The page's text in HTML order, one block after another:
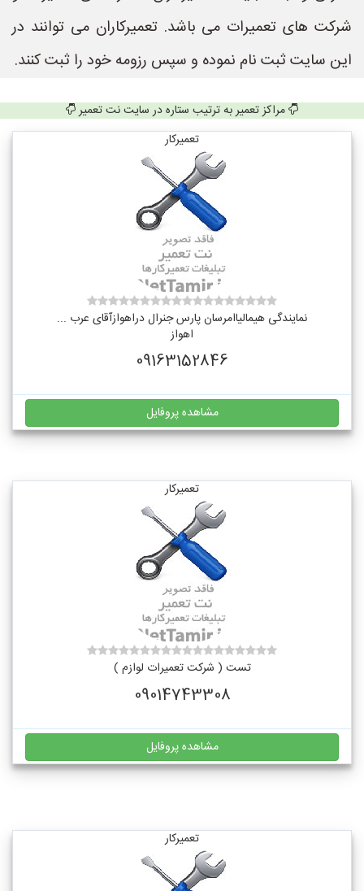
شرکت های تعمیرات می باشد. تعمیرکاران می توانند در
این سایت ثبت نام نموده و سپس رزومه خود را ثبت کنند.
مراکز تعمیر به ترتیب ستاره در سایت نت تعمیر
تعمیرکار
نمایندگی هیمالیاامرسان پارس جنرال دراهوازآقای عرب ...
اهواز
09163152846
مشاهده پروفایل
تعمیرکار
تست ( شرکت تعمیرات لوازم )
09014743308
مشاهده پروفایل
تعمیرکار